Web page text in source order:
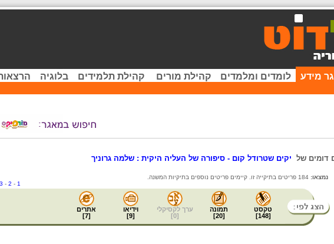
מידע לומדים ומלמדים קהילת מורים קהילת תלמידים בלוגיה
דומים של יקים שטרודל קום - סיפורה של העליה היקית : שלמה גרוניך
נמצאו:
1
-
2
-
3
טקסט
[
148
]
תמונה
[
20
]
ערך לקסיקלי
[
0
]
וידיאו
[
9
]
אתרים
[
7
]